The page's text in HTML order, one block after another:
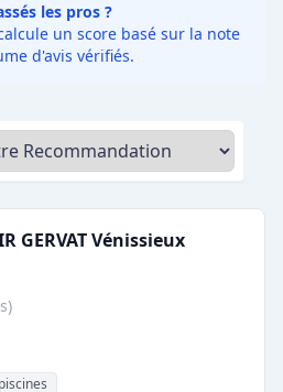
les pros ?
un score basé sur la note
d'avis vérifiés.
GERVAT Vénissieux